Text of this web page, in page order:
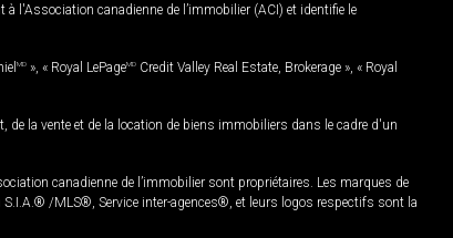
l'Association canadienne de l’immobilier (ACI) et identifie le
MD », « Royal LePageMD Credit Valley Real Estate, Brokerage », « Royal
la vente et de la location de biens immobiliers dans le cadre d'un
canadienne de l’immobilier sont propriétaires. Les marques de
/MLS®, Service inter-agences®, et leurs logos respectifs sont la